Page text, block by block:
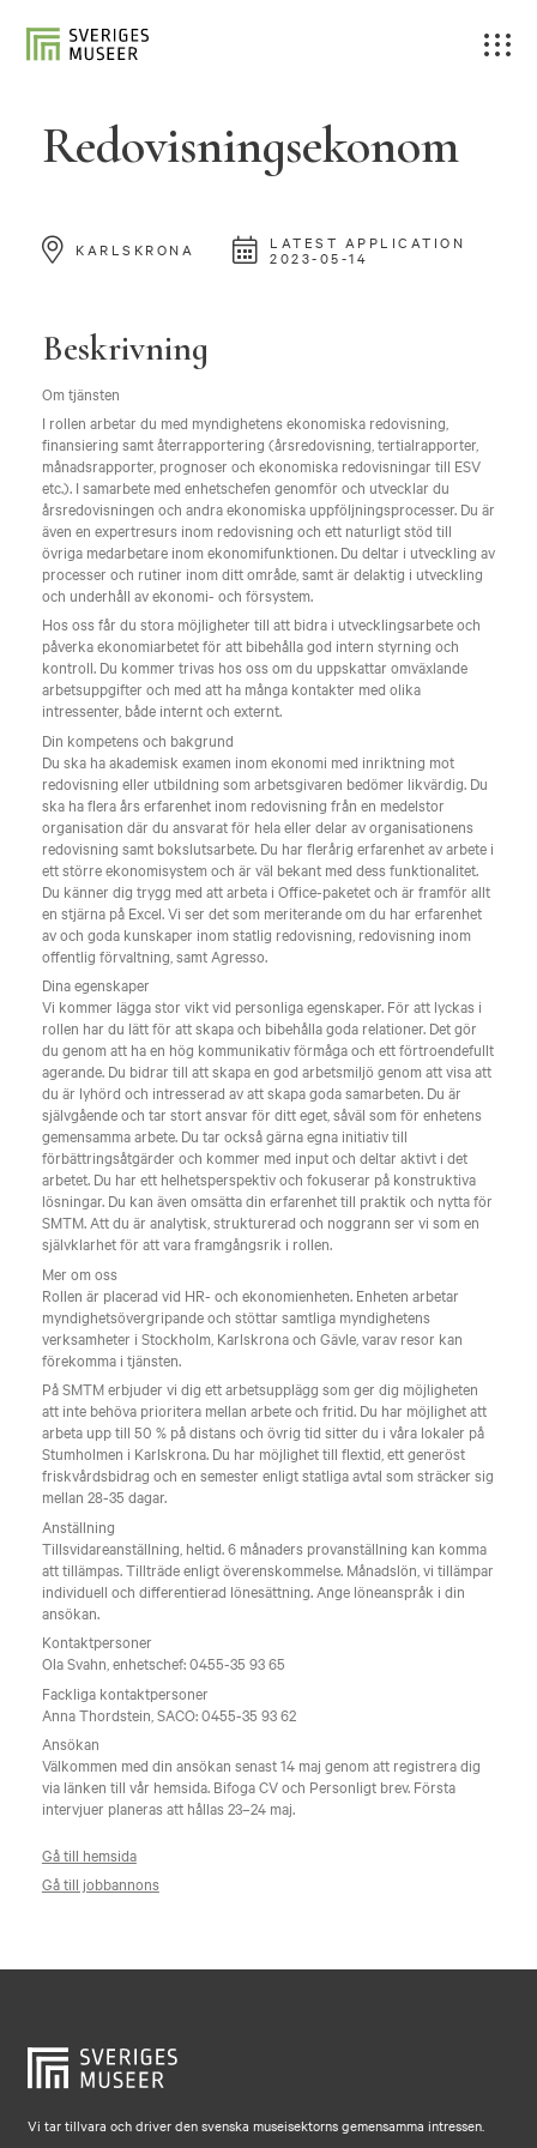
Redovisningsekonom
KARLSKRONA
LATEST APPLICATION
2023-05-14
Beskrivning
Om tjänsten
I rollen arbetar du med myndighetens ekonomiska redovisning,
finansiering samt återrapportering (årsredovisning, tertialrapporter,
månadsrapporter, prognoser och ekonomiska redovisningar till ESV
etc.). I samarbete med enhetschefen genomför och utvecklar du
årsredovisningen och andra ekonomiska uppföljningsprocesser. Du är
även en expertresurs inom redovisning och ett naturligt stöd till
övriga medarbetare inom ekonomifunktionen. Du deltar i utveckling av
processer och rutiner inom ditt område, samt är delaktig i utveckling
och underhåll av ekonomi- och försystem.
Hos oss får du stora möjligheter till att bidra i utvecklingsarbete och
påverka ekonomiarbetet för att bibehålla god intern styrning och
kontroll. Du kommer trivas hos oss om du uppskattar omväxlande
arbetsuppgifter och med att ha många kontakter med olika
intressenter, både internt och externt.
Din kompetens och bakgrund
Du ska ha akademisk examen inom ekonomi med inriktning mot
redovisning eller utbildning som arbetsgivaren bedömer likvärdig. Du
ska ha flera års erfarenhet inom redovisning från en medelstor
organisation där du ansvarat för hela eller delar av organisationens
redovisning samt bokslutsarbete. Du har flerårig erfarenhet av arbete i
ett större ekonomisystem och är väl bekant med dess funktionalitet.
Du känner dig trygg med att arbeta i Office-paketet och är framför allt
en stjärna på Excel. Vi ser det som meriterande om du har erfarenhet
av och goda kunskaper inom statlig redovisning, redovisning inom
offentlig förvaltning, samt Agresso.
Dina egenskaper
Vi kommer lägga stor vikt vid personliga egenskaper. För att lyckas i
rollen har du lätt för att skapa och bibehålla goda relationer. Det gör
du genom att ha en hög kommunikativ förmåga och ett förtroendefullt
agerande. Du bidrar till att skapa en god arbetsmiljö genom att visa att
du är lyhörd och intresserad av att skapa goda samarbeten. Du är
självgående och tar stort ansvar för ditt eget, såväl som för enhetens
gemensamma arbete. Du tar också gärna egna initiativ till
förbättringsåtgärder och kommer med input och deltar aktivt i det
arbetet. Du har ett helhetsperspektiv och fokuserar på konstruktiva
lösningar. Du kan även omsätta din erfarenhet till praktik och nytta för
SMTM. Att du är analytisk, strukturerad och noggrann ser vi som en
självklarhet för att vara framgångsrik i rollen.
Mer om oss
Rollen är placerad vid HR- och ekonomienheten. Enheten arbetar
myndighetsövergripande och stöttar samtliga myndighetens
verksamheter i Stockholm, Karlskrona och Gävle, varav resor kan
förekomma i tjänsten.
På SMTM erbjuder vi dig ett arbetsupplägg som ger dig möjligheten
att inte behöva prioritera mellan arbete och fritid. Du har möjlighet att
arbeta upp till 50 % på distans och övrig tid sitter du i våra lokaler på
Stumholmen i Karlskrona. Du har möjlighet till flextid, ett generöst
friskvårdsbidrag och en semester enligt statliga avtal som sträcker sig
mellan 28-35 dagar.
Anställning
Tillsvidareanställning, heltid. 6 månaders provanställning kan komma
att tillämpas. Tillträde enligt överenskommelse. Månadslön, vi tillämpar
individuell och differentierad lönesättning. Ange löneanspråk i din
ansökan.
Kontaktpersoner
Ola Svahn, enhetschef: 0455-35 93 65
Fackliga kontaktpersoner
Anna Thordstein, SACO: 0455-35 93 62
Ansökan
Välkommen med din ansökan senast 14 maj genom att registrera dig
via länken till vår hemsida. Bifoga CV och Personligt brev. Första
intervjuer planeras att hållas 23–24 maj.
Gå till hemsida
Gå till jobbannons
Vi tar tillvara och driver den svenska museisektorns gemensamma intressen.